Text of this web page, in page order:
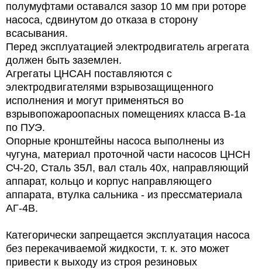
полумуфтами оставался зазор 10 мм при роторе
насоса, сдвинутом до отказа в сторону
всасывания.
Перед эксплуатацией электродвигатель агрегата
должен быть заземлен.
Агрегаты ЦНСАН поставляются с
электродвигателями взрывозащищенного
исполнения и могут применяться во
взрывопожароопасных помещениях класса В-1а
по ПУЭ.
Опорные кронштейны насоса выполнены из
чугуна, материал проточной части насосов ЦНСН
СЧ-20, Сталь 35Л, вал сталь 40х, направляющий
аппарат, кольцо и корпус направляющего
аппарата, втулка сальника - из прессматериала
АГ-4В.
Категорически запрещается эксплуатация насоса
без перекачиваемой жидкости, т. к. это может
привести к выходу из строя резиновых